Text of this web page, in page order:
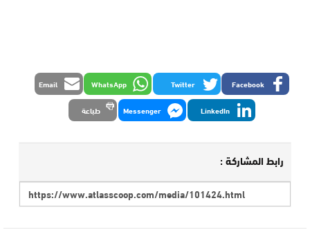
Facebook
Twitter
WhatsApp
Email
LinkedIn
Messenger طباعة
رابط المشاركة :